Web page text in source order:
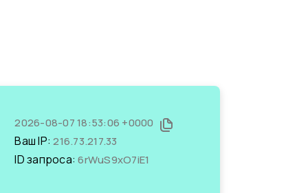
2026-08-07 18:53:06 +0000
Ваш IP:216.73.217.33
ID запроса:6rWuS9xO7iE1